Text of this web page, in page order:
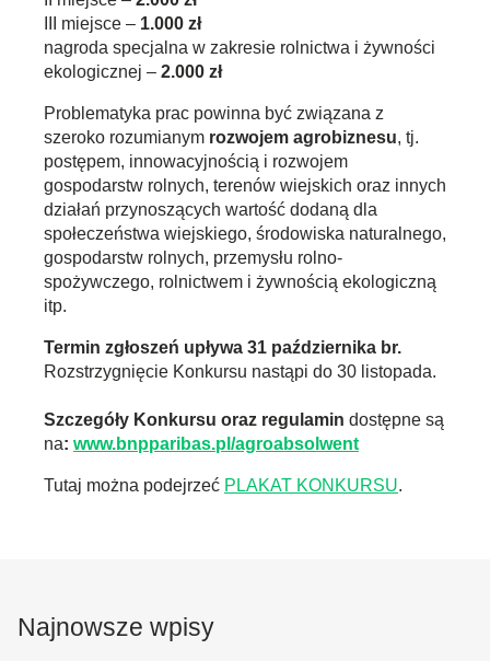
III miejsce – 1.000 zł
nagroda specjalna w zakresie rolnictwa i żywności
ekologicznej – 2.000 zł
Problematyka prac powinna być związana z
szeroko rozumianym rozwojem agrobiznesu, tj.
postępem, innowacyjnością i rozwojem
gospodarstw rolnych, terenów wiejskich oraz innych
działań przynoszących wartość dodaną dla
społeczeństwa wiejskiego, środowiska naturalnego,
gospodarstw rolnych, przemysłu rolno-
spożywczego, rolnictwem i żywnością ekologiczną
itp.
Termin zgłoszeń upływa 31 października br.
Rozstrzygnięcie Konkursu nastąpi do 30 listopada.
Szczegóły Konkursu oraz regulamin dostępne są
na: www.bnpparibas.pl/agroabsolwent
Tutaj można podejrzeć PLAKAT KONKURSU.
Najnowsze wpisy